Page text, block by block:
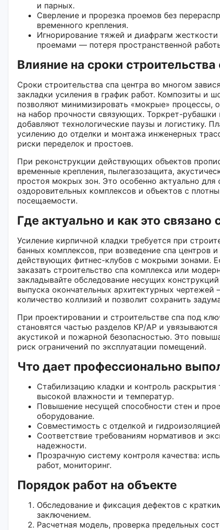
и парных.
Сверление и прорезка проемов без
временного крепления.
Игнорирование тяжей и диафрагм
проемами — потеря пространственной
Влияние на сроки строительства
Сроки строительства спа центра во многом
закладки усиления в график работ. Композиты и
позволяют минимизировать «мокрые» процессы,
на набор прочности связующих. Торкрет-рубашки
добавляют технологические паузы и логистику.
усилению до отделки и монтажа инженерных
риски переделок и простоев.
При реконструкции действующих объектов
временные крепления, пылегазозащита,
простоя мокрых зон. Это особенно актуально для
оздоровительных комплексов и объектов с
посещаемости.
Где актуально и как это связано
Усиление кирпичной кладки требуется при
банных комплексов, при возведение спа центров
действующих фитнес-клубов с мокрыми зонами.
заказать строительство спа комплекса или
закладывайте обследование несущих
выпуска окончательных архитектурных
количество коллизий и позволит сохранить
При проектировании и строительстве спа под
становятся частью разделов КР/АР и
акустикой и пожарной безопасностью. Это
риск ограничений по эксплуатации помещений.
Что дает профессионально
Стабилизацию кладки и контроль раскрытия
высокой влажности и температур.
Повышение несущей способности стен и
оборудование.
Совместимость с отделкой и
Соответствие требованиям нормативов и
надежности.
Прозрачную систему контроля качества:
работ, мониторинг.
Порядок работ на объекте
Обследование и фиксация дефектов с
заключением.
Расчетная модель, проверка предельных